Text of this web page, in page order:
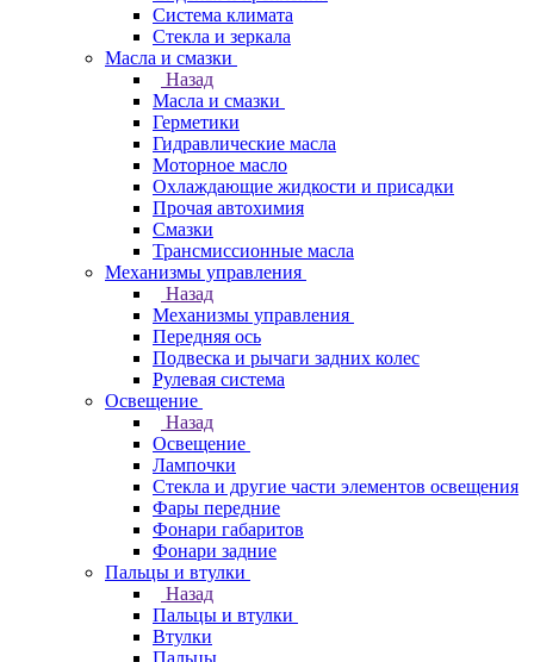
Система климата
Стекла и зеркала
Масла и смазки
Назад
Масла и смазки
Герметики
Гидравлические масла
Моторное масло
Охлаждающие жидкости и присадки
Прочая автохимия
Смазки
Трансмиссионные масла
Механизмы управления
Назад
Механизмы управления
Передняя ось
Подвеска и рычаги задних колес
Рулевая система
Освещение
Назад
Освещение
Лампочки
Стекла и другие части элементов освещения
Фары передние
Фонари габаритов
Фонари задние
Пальцы и втулки
Назад
Пальцы и втулки
Втулки
Пальцы